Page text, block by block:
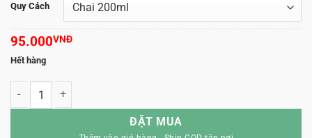
Quy Cách
95.000VNĐ
Hết hàng
Thuốc Xịt Đuổi Chuột RAT OFF số lượng
ĐẶT MUA